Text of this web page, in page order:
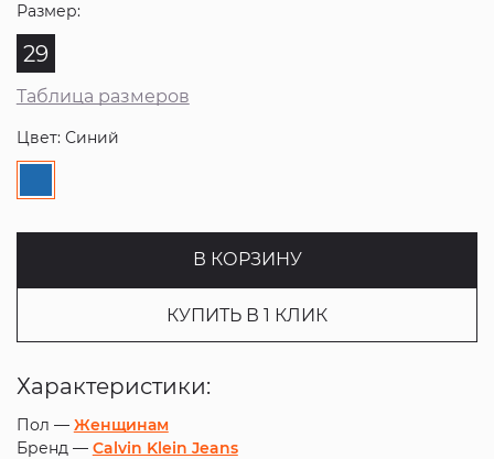
Размер:
29
Таблица размеров
Цвет: Синий
В КОРЗИНУ
КУПИТЬ В 1 КЛИК
Характеристики:
Пол — Женщинам
Бренд — Calvin Klein Jeans